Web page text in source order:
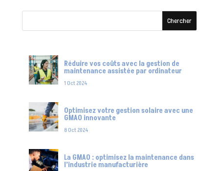
Réduire vos coûts avec la gestion de
maintenance assistée par ordinateur
1 Oct 2024
Optimisez votre gestion solaire avec une
GMAO innovante
8 Oct 2024
La GMAO : optimisez la maintenance dans
l’industrie manufacturière